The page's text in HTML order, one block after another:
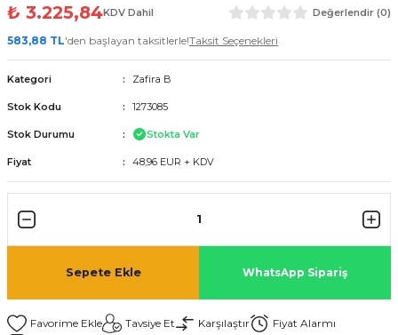
₺ 3.225,84KDV Dahil Değerlendir (0)
583,88 TL'den başlayan taksitlerle!Taksit Seçenekleri
Kategori Zafira B
Stok Kodu 1273085
Stok Durumu Stokta Var
Fiyat 48,96 EUR + KDV
Sepete Ekle WhatsApp Sipariş
Tavsiye Et Karşılaştır
Fiyat Alarmı